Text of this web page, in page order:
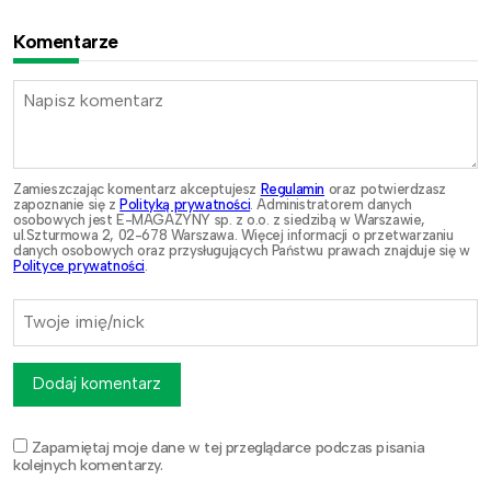
Komentarze
Zamieszczając komentarz akceptujesz Regulamin oraz potwierdzasz
zapoznanie się z Polityką prywatności. Administratorem danych
osobowych jest E-MAGAZYNY sp. z o.o. z siedzibą w Warszawie,
ul.Szturmowa 2, 02-678 Warszawa. Więcej informacji o przetwarzaniu
danych osobowych oraz przysługujących Państwu prawach znajduje się w
Polityce prywatności.
Zapamiętaj moje dane w tej przeglądarce podczas pisania
kolejnych komentarzy.
Dodaj komentarz